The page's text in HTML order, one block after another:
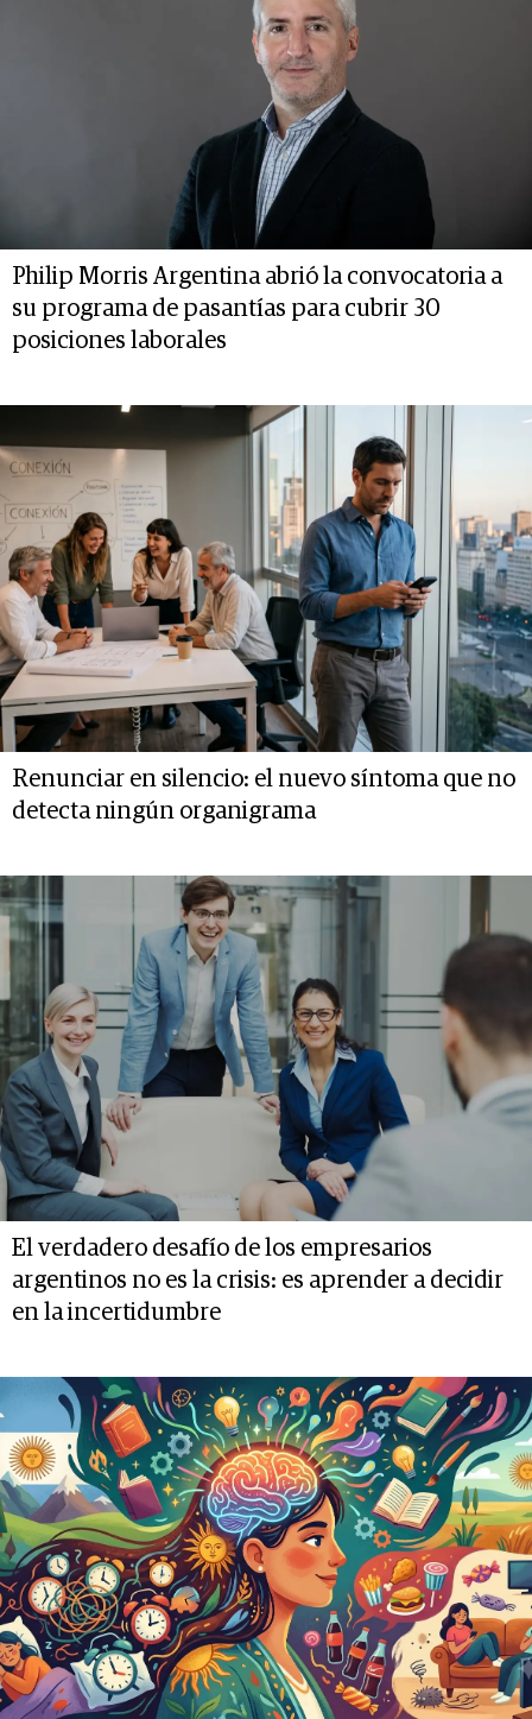
Philip Morris Argentina abrió la convocatoria a
su programa de pasantías para cubrir 30
posiciones laborales
Renunciar en silencio: el nuevo síntoma que no
detecta ningún organigrama
El verdadero desafío de los empresarios
argentinos no es la crisis: es aprender a decidir
en la incertidumbre